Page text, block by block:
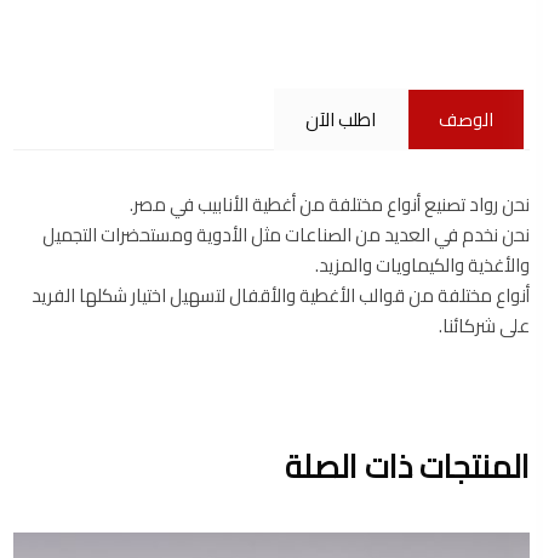
الوصف اطلب الآن
نحن رواد تصنيع أنواع مختلفة من أغطية الأنابيب في مصر.
نحن نخدم في العديد من الصناعات مثل الأدوية ومستحضرات التجميل
والأغذية والكيماويات والمزيد.
أنواع مختلفة من قوالب الأغطية والأقفال لتسهيل اختيار شكلها الفريد
على شركائنا.
المنتجات ذات الصلة